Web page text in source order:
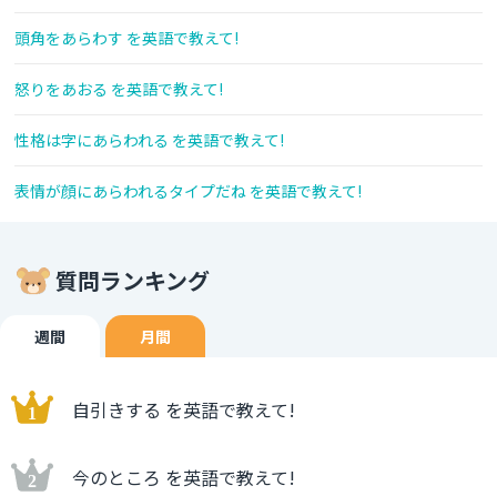
頭角をあらわす を英語で教えて!
怒りをあおる を英語で教えて!
性格は字にあらわれる を英語で教えて!
表情が顔にあらわれるタイプだね を英語で教えて!
質問ランキング
週間 月間
自引きする を英語で教えて!
今のところ を英語で教えて!